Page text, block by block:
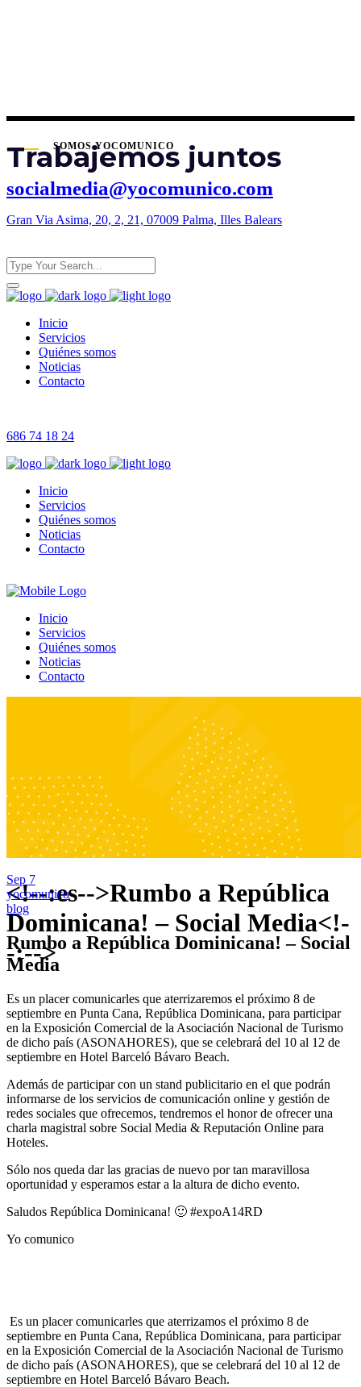
SOMOS YOCOMUNICO
Trabajemos juntos
socialmedia@yocomunico.com
Gran Via Asima, 20, 2, 21, 07009 Palma, Illes Balears
Inicio
Servicios
Quiénes somos
Noticias
Contacto
686 74 18 24
Inicio
Servicios
Quiénes somos
Noticias
Contacto
Inicio
Servicios
Quiénes somos
Noticias
Contacto
<!--:es-->Rumbo a República
Dominicana! – Social Media<!-
-:-->
Sep 7
yocomunico
blog
Rumbo a República Dominicana! – Social
Media
Es un placer comunicarles que aterrizaremos el próximo 8 de
septiembre en Punta Cana, República Dominicana, para participar
en la Exposición Comercial de la Asociación Nacional de Turismo
de dicho país (ASONAHORES), que se celebrará del 10 al 12 de
septiembre en Hotel Barceló Bávaro Beach.
Además de participar con un stand publicitario en el que podrán
informarse de los servicios de comunicación online y gestión de
redes sociales que ofrecemos, tendremos el honor de ofrecer una
charla magistral sobre Social Media & Reputación Online para
Hoteles.
Sólo nos queda dar las gracias de nuevo por tan maravillosa
oportunidad y esperamos estar a la altura de dicho evento.
Saludos República Dominicana! 🙂 #expoA14RD
Yo comunico
Es un placer comunicarles que aterrizamos el próximo 8 de
septiembre en Punta Cana, República Dominicana, para participar
en la Exposición Comercial de la Asociación Nacional de Turismo
de dicho país (ASONAHORES), que se celebrará del 10 al 12 de
septiembre en Hotel Barceló Bávaro Beach.